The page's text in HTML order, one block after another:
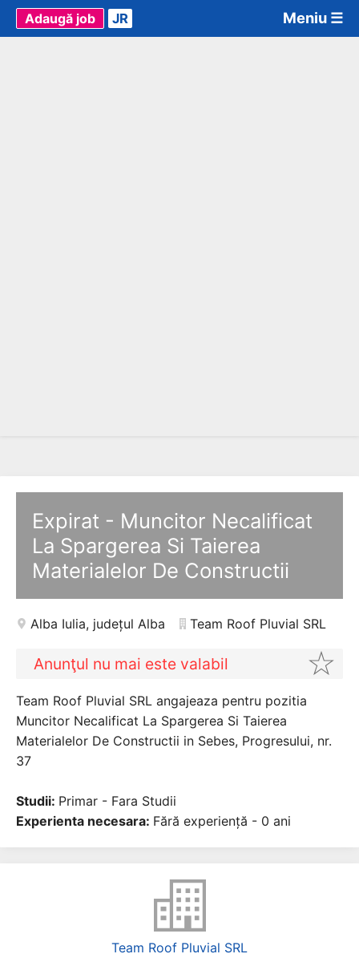
Meniu ☰
Adaugă job JR
Expirat - Muncitor Necalificat
La Spargerea Si Taierea
Materialelor De Constructii
Alba Iulia, județul Alba Team Roof Pluvial SRL
Anunţul nu mai este valabil
Team Roof Pluvial SRL angajeaza pentru pozitia
Muncitor Necalificat La Spargerea Si Taierea
Materialelor De Constructii in Sebes, Progresului, nr.
37
Studii: Primar - Fara Studii
Experienta necesara: Fără experiență - 0 ani
Team Roof Pluvial SRL